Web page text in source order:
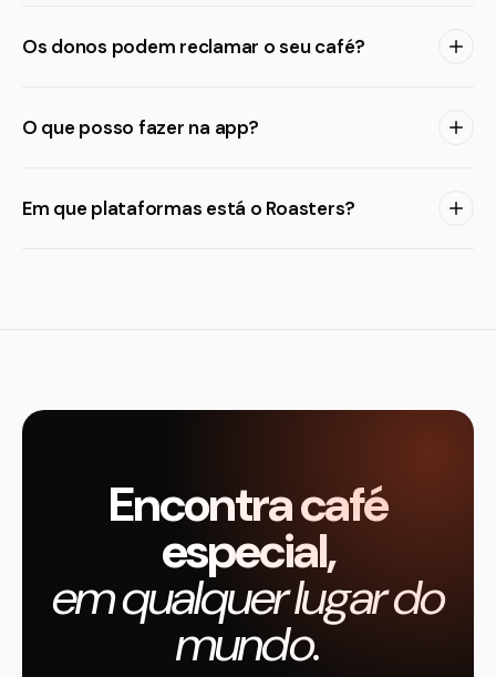
Os donos podem reclamar o seu café?
O que posso fazer na app?
Em que plataformas está o Roasters?
Encontra café
especial,
em qualquer lugar do
mundo.